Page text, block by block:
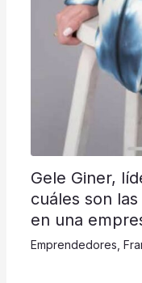
Gele Giner,
cuáles son
en una
Emprendedores